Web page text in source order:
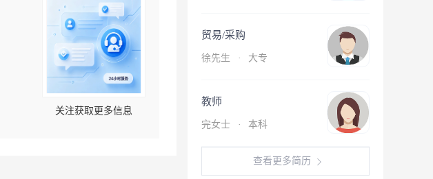
关注获取更多信息
贸易/采购
徐先生 · 大专
教师
完女士 · 本科
查看更多简历